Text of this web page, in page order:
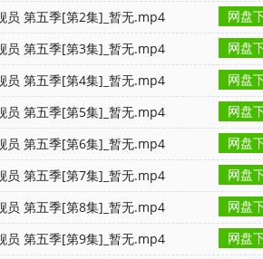
员 第五季[第2集]_暂无.mp4
网盘
员 第五季[第3集]_暂无.mp4
网盘
员 第五季[第4集]_暂无.mp4
网盘
员 第五季[第5集]_暂无.mp4
网盘
员 第五季[第6集]_暂无.mp4
网盘
员 第五季[第7集]_暂无.mp4
网盘
员 第五季[第8集]_暂无.mp4
网盘
员 第五季[第9集]_暂无.mp4
网盘